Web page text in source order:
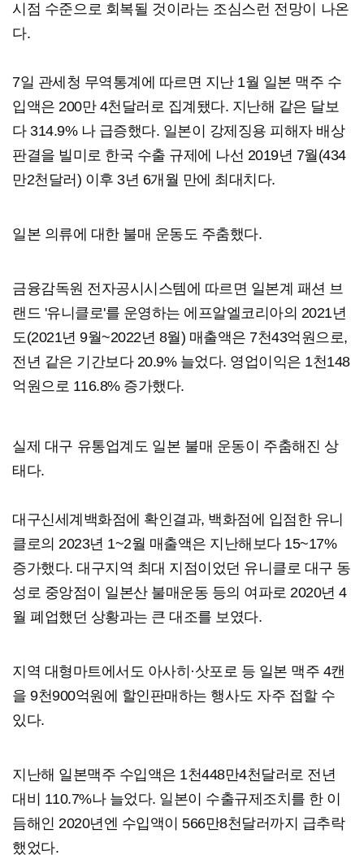
시점 수준으로 회복될 것이라는 조심스런 전망이 나온
다.
7일 관세청 무역통계에 따르면 지난 1월 일본 맥주 수
입액은 200만 4천달러로 집계됐다. 지난해 같은 달보
다 314.9% 나 급증했다. 일본이 강제징용 피해자 배상
판결을 빌미로 한국 수출 규제에 나선 2019년 7월(434
만2천달러) 이후 3년 6개월 만에 최대치다.
일본 의류에 대한 불매 운동도 주춤했다.
금융감독원 전자공시시스템에 따르면 일본계 패션 브
랜드 '유니클로'를 운영하는 에프알엘코리아의 2021년
도(2021년 9월~2022년 8월) 매출액은 7천43억원으로,
전년 같은 기간보다 20.9% 늘었다. 영업이익은 1천148
억원으로 116.8% 증가했다.
실제 대구 유통업계도 일본 불매 운동이 주춤해진 상
태다.
대구신세계백화점에 확인결과, 백화점에 입점한 유니
클로의 2023년 1~2월 매출액은 지난해보다 15~17%
증가했다. 대구지역 최대 지점이었던 유니클로 대구 동
성로 중앙점이 일본산 불매운동 등의 여파로 2020년 4
월 폐업했던 상황과는 큰 대조를 보였다.
지역 대형마트에서도 아사히·삿포로 등 일본 맥주 4캔
을 9천900억원에 할인판매하는 행사도 자주 접할 수
있다.
지난해 일본맥주 수입액은 1천448만4천달러로 전년
대비 110.7%나 늘었다. 일본이 수출규제조치를 한 이
듬해인 2020년엔 수입액이 566만8천달러까지 급추락
했었다.